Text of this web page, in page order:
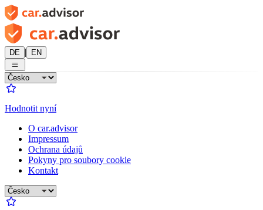
DE | EN
Hodnotit nyní
O car.advisor
Impressum
Ochrana údajů
Pokyny pro soubory cookie
Kontakt